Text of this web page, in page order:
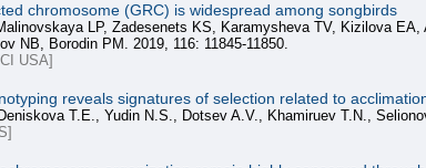
chromosome (GRC) is widespread among songbirds
LP, Zadesenets KS, Karamysheva TV, Kizilova
NB, Borodin PM. 2019, 116: 11845-11850.
USA]
reveals signatures of selection related to
T.E., Yudin N.S., Dotsev A.V., Khamiruev T.N.,